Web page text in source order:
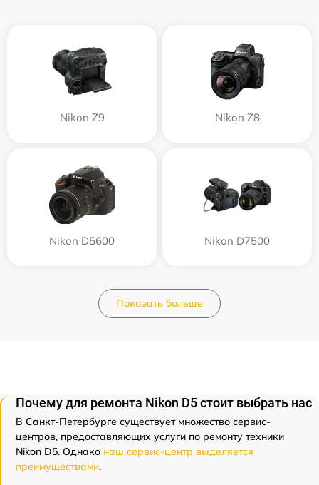
Nikon Z9 Nikon Z8
Nikon D5600 Nikon D7500
Показать больше
Почему для ремонта Nikon D5 стоит выбрать нас
В Санкт-Петербурге существует множество сервис-
центров, предоставляющих услуги по ремонту техники
Nikon D5. Однако наш сервис-центр выделяется
преимуществами.